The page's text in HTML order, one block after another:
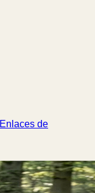
Enlaces de